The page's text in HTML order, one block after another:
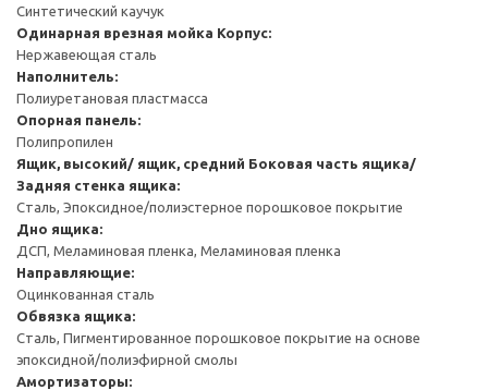
Синтетический каучук
Одинарная врезная мойка Корпус:
Нержавеющая сталь
Наполнитель:
Полиуретановая пластмасса
Опорная панель:
Полипропилен
Ящик, высокий/ ящик, средний Боковая часть ящика/
Задняя стенка ящика:
Сталь, Эпоксидное/полиэстерное порошковое покрытие
Дно ящика:
ДСП, Меламиновая пленка, Меламиновая пленка
Направляющие:
Оцинкованная сталь
Обвязка ящика:
Сталь, Пигментированное порошковое покрытие на основе
эпоксидной/полиэфирной смолы
Амортизаторы: